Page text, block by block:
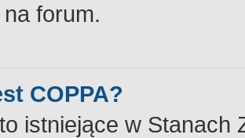
forum.
COPPA?
istniejące w Stanach